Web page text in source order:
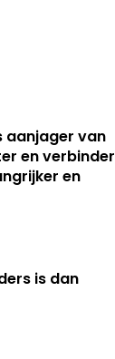
aanjager van
en verbinder
en
is dan